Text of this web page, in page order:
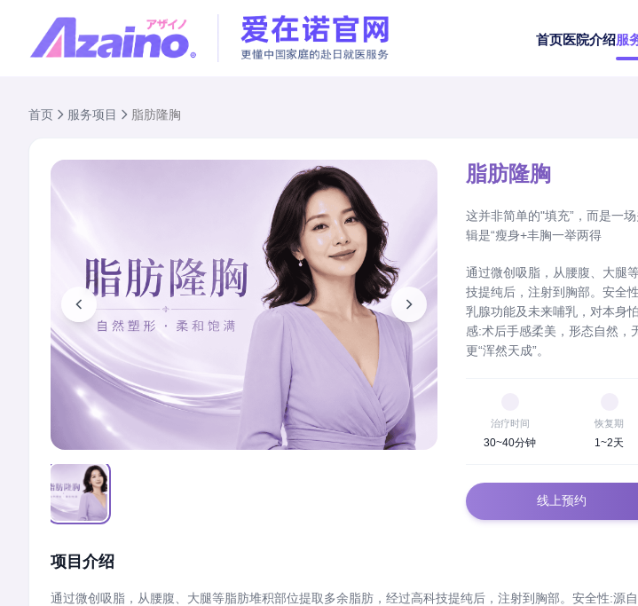
首页医院介绍服
首页 服务项目 脂肪隆胸
脂肪隆胸
这并非简单的"填充”，而是一
辑是“瘦身+丰胸一举两得
通过微创吸脂，从腰腹、大腿
技提纯后，注射到胸部。安全
乳腺功能及未来哺乳，对本身
感:术后手感柔美，形态自然，
更“浑然天成”。
治疗时间
30~40分钟
恢复期
1~2天
线上预约
项目介绍
通过微创吸脂，从腰腹、大腿等脂肪堆积部位提取多余脂肪，经过高科技提纯后，注射到胸部。安全性:源